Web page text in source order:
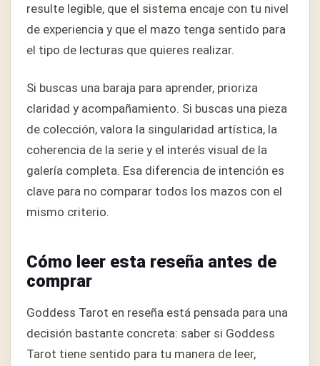
resulte legible, que el sistema encaje con tu nivel
de experiencia y que el mazo tenga sentido para
el tipo de lecturas que quieres realizar.
Si buscas una baraja para aprender, prioriza
claridad y acompañamiento. Si buscas una pieza
de colección, valora la singularidad artística, la
coherencia de la serie y el interés visual de la
galería completa. Esa diferencia de intención es
clave para no comparar todos los mazos con el
mismo criterio.
Cómo leer esta reseña antes de
comprar
Goddess Tarot en reseña está pensada para una
decisión bastante concreta: saber si Goddess
Tarot tiene sentido para tu manera de leer,